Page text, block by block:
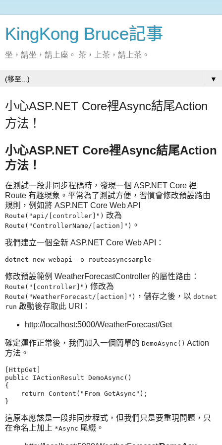
KingKong Bruce記事
坐，請坐，請上座。 茶，上茶，請上茶。
▼
小心ASP.NET Core裡Async結尾Action
方法！
小心ASP.NET Core裡Async結尾Action
方法！
在測試一段非同步程碼時，發現一個 ASP.NET Core 裡
Route 有趣現象。平常為了測試方便，習慣會修改預設路由
規則，例如將 ASP.NET Core Web API
Route("api/[controller]") 改為
Route("ControllerName/[action]") 。
我們建立一個全新 ASP.NET Core Web API：
修改預設範例 WeatherForecastController 的屬性路由：
Route("[controller]") 修改為
Route("WeatherForecast/[action]") ，儲存之後，以 dotnet
run 啟動後存取此 URI：
http://localhost:5000/WeatherForecast/Get
確定運作正常後，我們加入一個簡單的 DemoAsync() Action
方法。
[HttpGet]
public IActionResult DemoAsync()
{
    return Content("From GetAsync");
這原本應該是一段非同步程式，但我們只是要重現問題，只
在命名上加上 *Async 尾綴。